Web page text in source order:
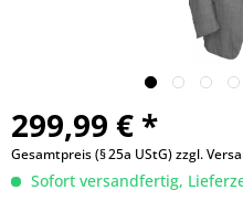
299,99 € *
Gesamtpreis (§ 25a UStG)zzgl.
Sofort versandfertig,